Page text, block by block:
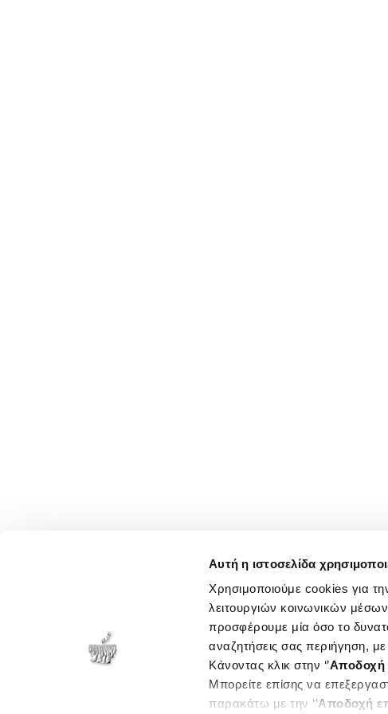
Αυτή η ιστοσελίδα
Χρησιμοποιούμε cookies για
λειτουργιών κοινωνικών
προσφέρουμε μία όσο το δυνατό
αναζητήσεις σας περιήγηση,
Κάνοντας κλικ στην ‘’Αποδοχή
Μπορείτε επίσης να
παρακάτω με την ‘’Αποδοχή